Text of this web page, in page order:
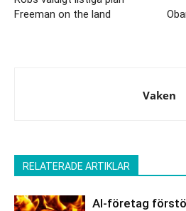
Freeman on the land
Vaken
RELATERADE ARTIKLAR
AI-företag